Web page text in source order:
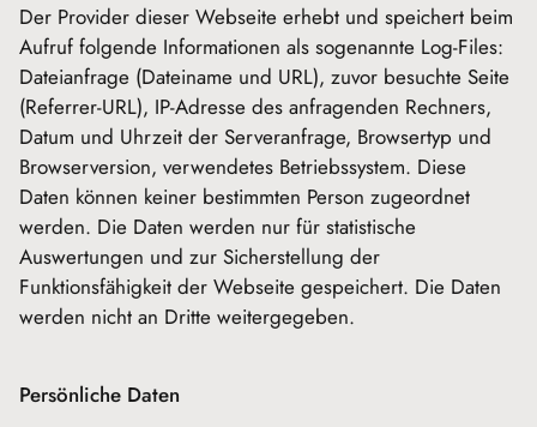
Der Provider dieser Webseite erhebt und speichert beim
Aufruf folgende Informationen als sogenannte Log-Files:
Dateianfrage (Dateiname und URL), zuvor besuchte Seite
(Referrer-URL), IP-Adresse des anfragenden Rechners,
Datum und Uhrzeit der Serveranfrage, Browsertyp und
Browserversion, verwendetes Betriebssystem. Diese
Daten können keiner bestimmten Person zugeordnet
werden. Die Daten werden nur für statistische
Auswertungen und zur Sicherstellung der
Funktionsfähigkeit der Webseite gespeichert. Die Daten
werden nicht an Dritte weitergegeben.
Persönliche Daten